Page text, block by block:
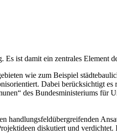
ist damit ein zentrales Element
wie zum Beispiel
Dabei berücksichtigt es
des Bundesministeriums für
handlungsfeldübergreifenden
diskutiert und verdichtet.